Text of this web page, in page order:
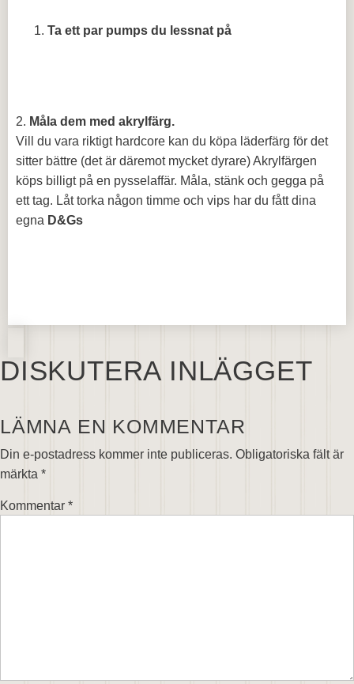
Ta ett par pumps du lessnat på
2. Måla dem med akrylfärg.
Vill du vara riktigt hardcore kan du köpa läderfärg för det
sitter bättre (det är däremot mycket dyrare) Akrylfärgen
köps billigt på en pysselaffär. Måla, stänk och gegga på
ett tag. Låt torka någon timme och vips har du fått dina
egna D&Gs
DISKUTERA INLÄGGET
LÄMNA EN KOMMENTAR
Din e-postadress kommer inte publiceras. Obligatoriska fält är
märkta *
Kommentar *